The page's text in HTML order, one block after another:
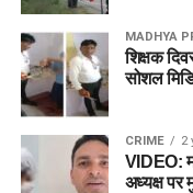
MADHYA
शिक्षक
सोशल
CRIME 2
VIDEO:
अध्यक्ष पर